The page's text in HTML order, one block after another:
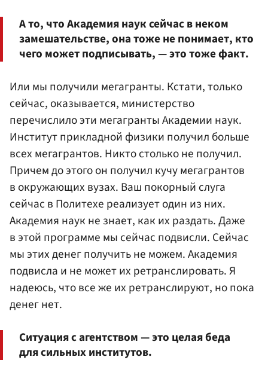
А то, что Академия наук сейчас в неком
замешательстве, она тоже не понимает, кто
чего может подписывать, — это тоже факт.
Или мы получили мегагранты. Кстати, только
сейчас, оказывается, министерство
перечислило эти мегагранты Академии наук.
Институт прикладной физики получил больше
всех мегагрантов. Никто столько не получил.
Причем до этого он получил кучу мегагрантов
в окружающих вузах. Ваш покорный слуга
сейчас в Политехе реализует один из них.
Академия наук не знает, как их раздать. Даже
в этой программе мы сейчас подвисли. Сейчас
мы этих денег получить не можем. Академия
подвисла и не может их ретранслировать. Я
надеюсь, что все же их ретранслируют, но пока
денег нет.
Ситуация с агентством — это целая беда
для сильных институтов.